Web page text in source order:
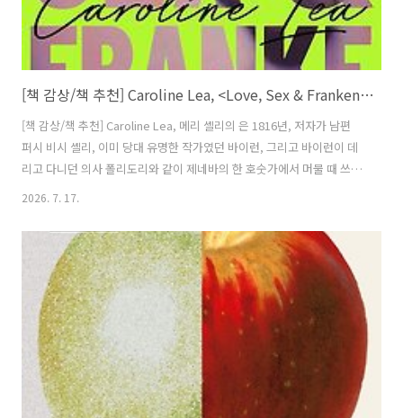
[책 감상/책 추천] Caroline Lea, <Love, Sex & Frankenstein>
[책 감상/책 추천] Caroline Lea, 메리 셸리의 은 1816년, 저자가 남편
퍼시 비시 셸리, 이미 당대 유명한 작가였던 바이런, 그리고 바이런이 데
리고 다니던 의사 폴리도리와 같이 제네바의 한 호숫가에서 머물 때 쓰였
다. 바이런이 ‘각자 무서운 이야기를 하나씩 써서 들려 주자’라고 먼저 제
이 열아홉.여기까지는 책 소개나 스파크 노트만 들추어 봐도 알 수 있는
역사적 배경이다. 하지만 그의 삶은 어땠을까? 그의 남편 퍼시는 메리가
열다섯의 나이로 그를 처음 만났을 때 이미 유부남이었다. 유부남과 사랑
에 빠져 야반도주를 한 메리는 과연 행복했을까? 메리가 꾼 꿈 외에도, 그
의 삶의 어떤 부분이 이 ‘괴물’을 창조하는 ..
2026. 7. 17.